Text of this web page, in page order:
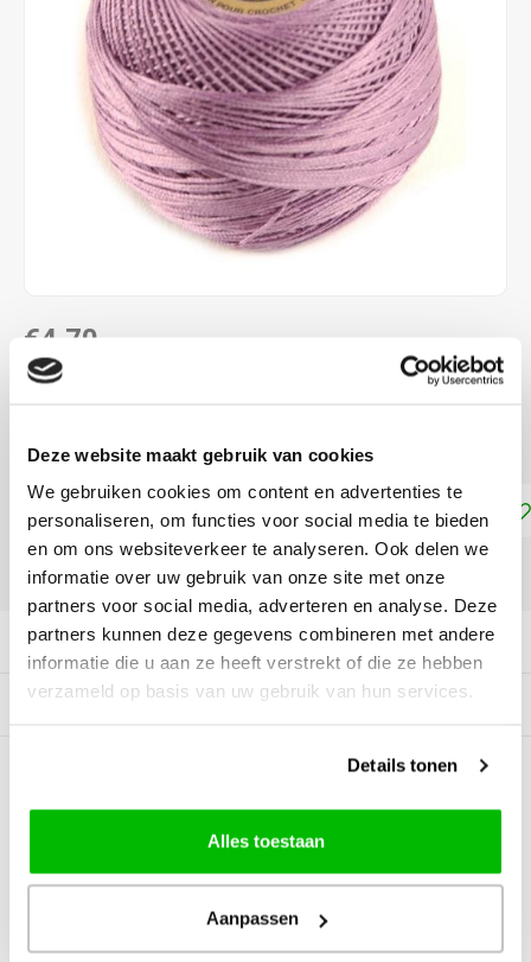
Deze website maakt gebruik van cookies
We gebruiken cookies om content en advertenties te
personaliseren, om functies voor social media te bieden
en om ons websiteverkeer te analyseren. Ook delen we
informatie over uw gebruik van onze site met onze
partners voor social media, adverteren en analyse. Deze
partners kunnen deze gegevens combineren met andere
informatie die u aan ze heeft verstrekt of die ze hebben
verzameld op basis van uw gebruik van hun services.
Details tonen
Alles toestaan
Aanpassen
€4,70
DIRECT LEVERBAAR
Dmc Frivolité 80 Lees meer
Toevoegen aan winkelwagen
DELEN:
Productomschrijving
Gerelateerde producten
BEOORDELINGEN